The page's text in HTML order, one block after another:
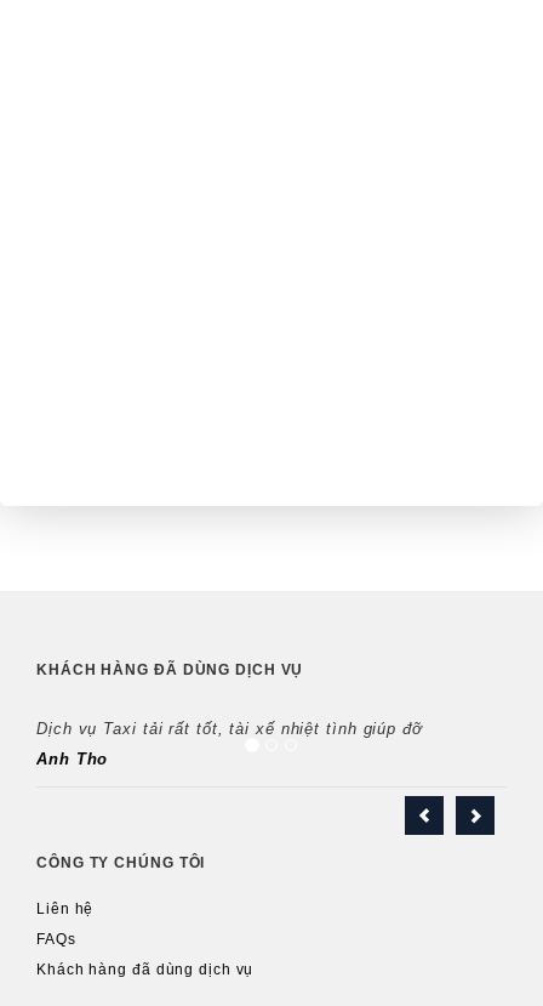
KHÁCH HÀNG ĐÃ DÙNG DỊCH VỤ
Dịch vụ Taxi tải rất tốt, tài xế nhiệt tình giúp đỡ
Anh Tho
CÔNG TY CHÚNG TÔI
Liên hệ
FAQs
Khách hàng đã dùng dịch vụ